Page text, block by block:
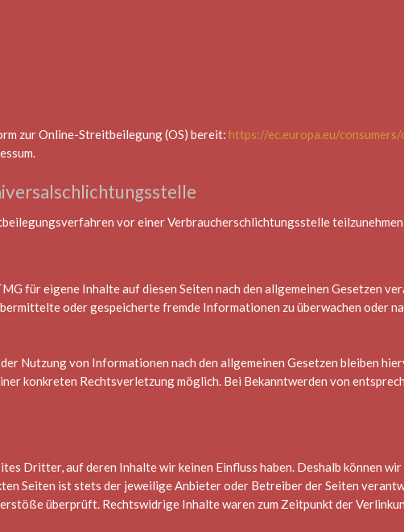
zur Online-Streitbeilegung (OS) bereit: https://ec.europa.eu/consumers/
vor einer Verbraucherschlichtungsstelle
für eigene Inhalte auf diesen Seiten nach den allgemeinen Gesetzen
oder gespeicherte fremde Informationen zu überwachen oder
Nutzung von Informationen nach den allgemeinen Gesetzen bleiben
konkreten Rechtsverletzung möglich. Bei Bekanntwerden von
Dritter, auf deren Inhalte wir keinen Einfluss haben. Deshalb können
Seiten ist stets der jeweilige Anbieter oder Betreiber der Seiten
überprüft. Rechtswidrige Inhalte waren zum Zeitpunkt der